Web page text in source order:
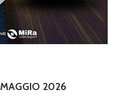
MAGGIO 2026